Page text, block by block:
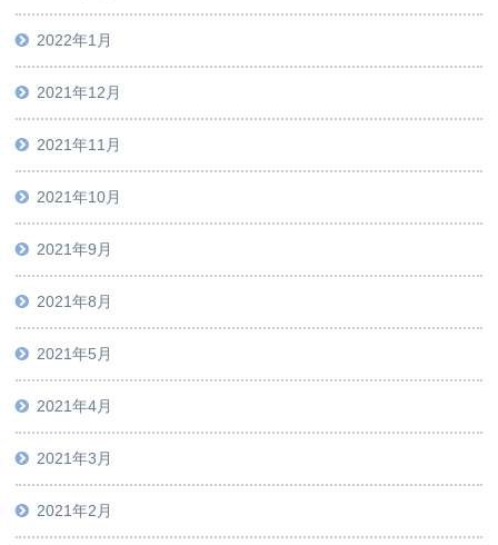
2022年1月
2021年12月
2021年11月
2021年10月
2021年9月
2021年8月
2021年5月
2021年4月
2021年3月
2021年2月